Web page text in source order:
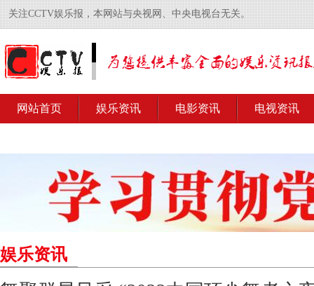
关注CCTV娱乐报，本网站与央视网、中央电视台无关。
网站首页 娱乐资讯 电影资讯 电视资讯
娱乐资讯